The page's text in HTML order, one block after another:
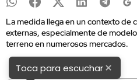
La medida llega en un contexto de
externas, especialmente de
terreno en numerosos mercados.
Toca para escuchar×